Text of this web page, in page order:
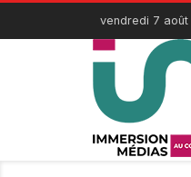
Passer
contenu
vendredi 7 août